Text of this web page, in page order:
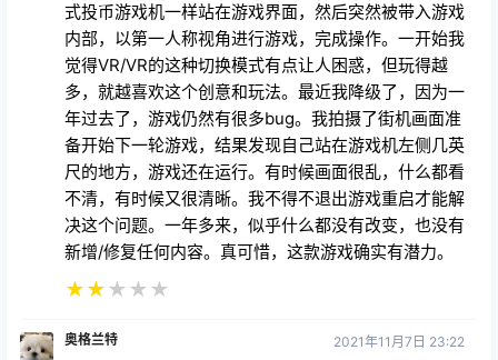
式投币游戏机一样站在游戏界面，然后突然被带入游戏
内部，以第一人称视角进行游戏，完成操作。一开始我
觉得VR/VR的这种切换模式有点让人困惑，但玩得越
多，就越喜欢这个创意和玩法。最近我降级了，因为一
年过去了，游戏仍然有很多bug。我拍摄了街机画面准
备开始下一轮游戏，结果发现自己站在游戏机左侧几英
尺的地方，游戏还在运行。有时候画面很乱，什么都看
不清，有时候又很清晰。我不得不退出游戏重启才能解
决这个问题。一年多来，似乎什么都没有改变，也没有
新增/修复任何内容。真可惜，这款游戏确实有潜力。
★★★ ★ ★
奥格兰特 2021年11月7日 23:22